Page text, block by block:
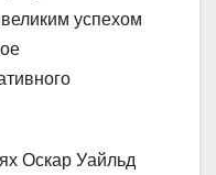
успехом
Оскар Уайльд